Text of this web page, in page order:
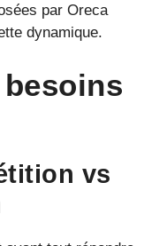
par Oreca
dynamique.
vs